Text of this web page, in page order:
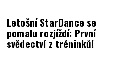
Letošní StarDance se
pomalu rozjíždí: První
svědectví z tréninků!